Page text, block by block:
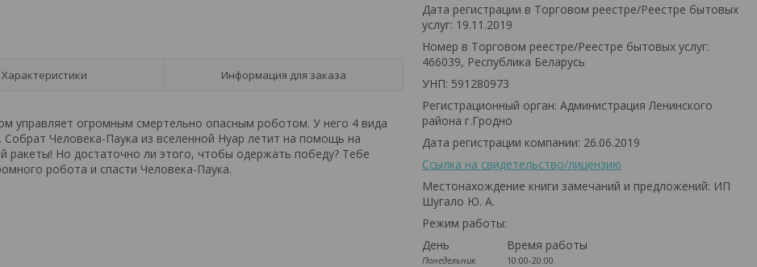
Характеристики Информация для заказа
управляет огромным смертельно опасным роботом. У него 4 вида
Человека-Паука из вселенной Нуар летит на помощь на
ракеты! Но достаточно ли этого, чтобы одержать победу? Тебе
робота и спасти Человека-Паука.
Дата регистрации в Торговом реестре/Реестре бытовых
услуг: 19.11.2019
Номер в Торговом реестре/Реестре бытовых услуг:
466039, Республика Беларусь
УНП: 591280973
Регистрационный орган: Администрация Ленинского
района г.Гродно
Дата регистрации компании: 26.06.2019
Ссылка на свидетельство/лицензию
Местонахождение книги замечаний и предложений: ИП
Шугало Ю. А.
Режим работы:
День
Время работы
Понедельник
10:00-20:00